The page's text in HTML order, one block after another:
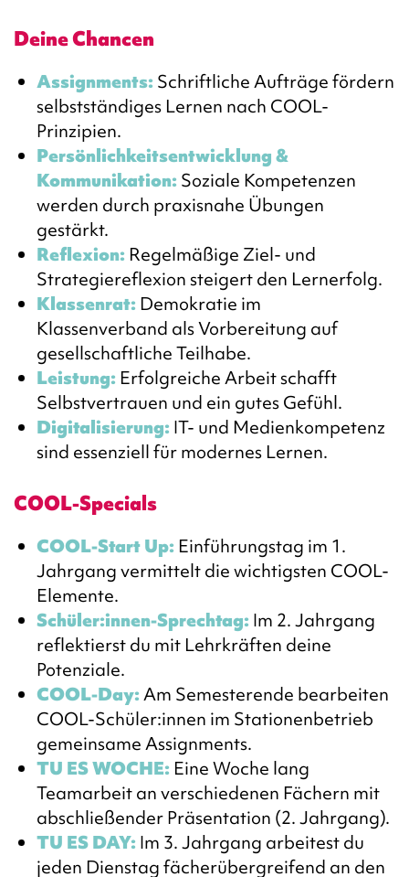
Deine Chancen
Assignments: Schriftliche Aufträge fördern
selbstständiges Lernen nach COOL-
Prinzipien.
Persönlichkeitsentwicklung &
Kommunikation: Soziale Kompetenzen
werden durch praxisnahe Übungen
gestärkt.
Reflexion: Regelmäßige Ziel- und
Strategiereflexion steigert den Lernerfolg.
Klassenrat: Demokratie im
Klassenverband als Vorbereitung auf
gesellschaftliche Teilhabe.
Leistung: Erfolgreiche Arbeit schafft
Selbstvertrauen und ein gutes Gefühl.
Digitalisierung: IT- und Medienkompetenz
sind essenziell für modernes Lernen.
COOL-Specials
COOL-Start Up: Einführungstag im 1.
Jahrgang vermittelt die wichtigsten COOL-
Elemente.
Schüler:innen-Sprechtag: Im 2. Jahrgang
reflektierst du mit Lehrkräften deine
Potenziale.
COOL-Day:Am Semesterende bearbeiten
COOL-Schüler:innen im Stationenbetrieb
gemeinsame Assignments.
TU ES WOCHE: Eine Woche lang
Teamarbeit an verschiedenen Fächern mit
abschließender Präsentation (2. Jahrgang).
TU ES DAY: Im 3. Jahrgang arbeitest du
jeden Dienstag fächerübergreifend an den